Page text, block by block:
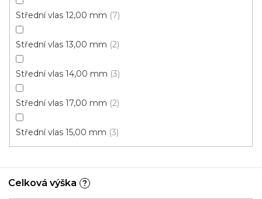
Střední vlas 12,00 mm 7
Střední vlas 13,00 mm 2
Střední vlas 14,00 mm 3
Střední vlas 17,00 mm 2
Střední vlas 15,00 mm 3
Celková výška ?
Koberec metráž AEILILL béžový
Skladem, ihned k odeslání
269 Kč/ m2
4 m